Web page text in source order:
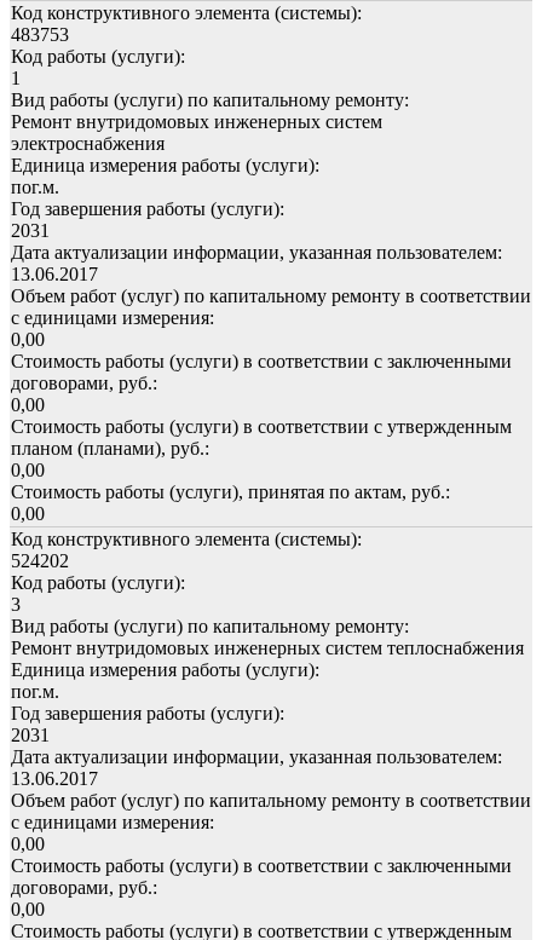
Код конструктивного элемента (системы):
483753
Код работы (услуги):
1
Вид работы (услуги) по капитальному ремонту:
Ремонт внутридомовых инженерных систем
электроснабжения
Единица измерения работы (услуги):
пог.м.
Год завершения работы (услуги):
2031
Дата актуализации информации, указанная пользователем:
13.06.2017
Объем работ (услуг) по капитальному ремонту в соответствии
с единицами измерения:
0,00
Стоимость работы (услуги) в соответствии с заключенными
договорами, руб.:
0,00
Стоимость работы (услуги) в соответствии с утвержденным
планом (планами), руб.:
0,00
Стоимость работы (услуги), принятая по актам, руб.:
0,00
Код конструктивного элемента (системы):
524202
Код работы (услуги):
3
Вид работы (услуги) по капитальному ремонту:
Ремонт внутридомовых инженерных систем теплоснабжения
Единица измерения работы (услуги):
пог.м.
Год завершения работы (услуги):
2031
Дата актуализации информации, указанная пользователем:
13.06.2017
Объем работ (услуг) по капитальному ремонту в соответствии
с единицами измерения:
0,00
Стоимость работы (услуги) в соответствии с заключенными
договорами, руб.:
0,00
Стоимость работы (услуги) в соответствии с утвержденным